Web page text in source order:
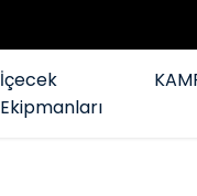
İçecek
Ekipmanları